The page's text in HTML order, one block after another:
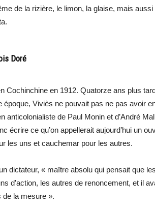
de la rizière, le limon, la glaise, mais
Doré
Cochinchine en 1912. Quatorze ans plus
Viviès ne pouvait pas ne pas avoir
anticolonialiste de Paul Monin et d’André
écrire ce qu’on appellerait aujourd’hui un
les uns et cauchemar pour les autres.
dictateur, « maître absolu qui pensait que
d’action, les autres de renoncement, et il
de la mesure ».